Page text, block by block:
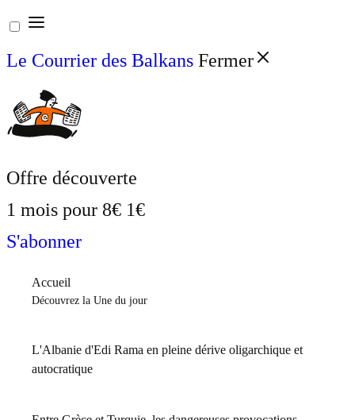
Aller
au
contenu
Le Courrier des Balkans Fermer
Offre découverte
1 mois pour 8€ 1€
S'abonner
Accueil
Découvrez la Une du jour
L'Albanie d'Edi Rama en pleine dérive oligarchique et
autocratique